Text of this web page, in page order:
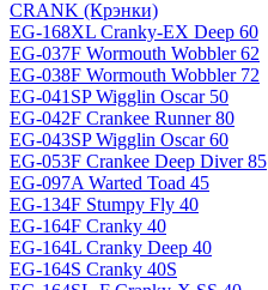
CRANK (Крэнки)
EG-168XL Cranky-EX Deep 60
EG-037F Wormouth Wobbler 62
EG-038F Wormouth Wobbler 72
EG-041SP Wigglin Oscar 50
EG-042F Crankee Runner 80
EG-043SP Wigglin Oscar 60
EG-053F Crankee Deep Diver 85
EG-097A Warted Toad 45
EG-134F Stumpy Fly 40
EG-164F Cranky 40
EG-164L Cranky Deep 40
EG-164S Cranky 40S